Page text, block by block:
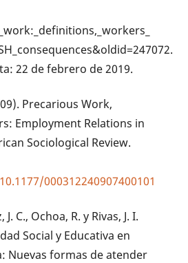
22 de febrero de 2019.
Precarious Work,
Employment Relations in
Sociological Review.
000312240907400101
C., Ochoa, R. y Rivas, J. I.
Social y Educativa en
Nuevas formas de atender